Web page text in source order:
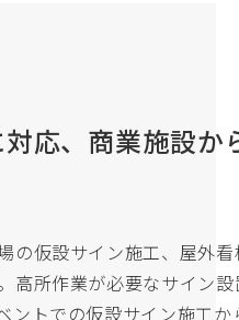
応、商業施設か
の仮設サイン施工、屋外
高所作業が必要なサイン